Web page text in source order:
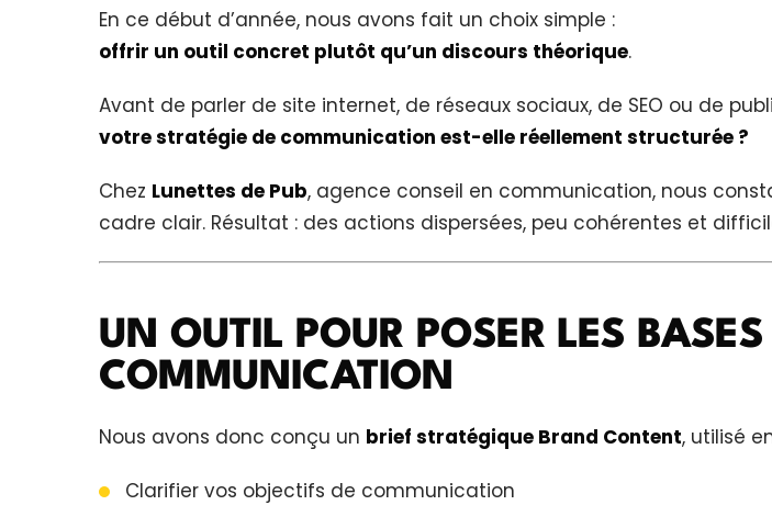
En ce début d’année, nous avons fait un choix simple :
offrir un outil concret plutôt qu’un discours théorique.
Avant de parler de site internet, de réseaux sociaux, de SEO ou de
votre stratégie de communication est-elle réellement structurée ?
Chez Lunettes de Pub, agence conseil en communication, nous
cadre clair. Résultat : des actions dispersées, peu cohérentes et
UN OUTIL POUR POSER LES
COMMUNICATION
Nous avons donc conçu un brief stratégique Brand Content, utilisé
Clarifier vos objectifs de communication